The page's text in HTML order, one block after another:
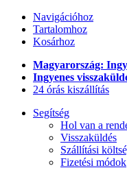
Navigációhoz
Tartalomhoz
Kosárhoz
Magyarország:
Ingyenes
24 órás kiszállítás
Segítség
Hol van a
Visszaküldés
Szállítási
Fizetési módok